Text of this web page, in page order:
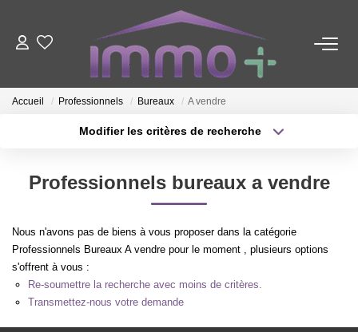
ACHETER
LOUER
FAIRE GÉRER
Nous Contacter
Accueil Professionnels Bureaux A vendre
Modifier les critères de recherche
Type de bien
Budget max Plus de critères
Professionnels bureaux a vendre
Nous n'avons pas de biens à vous proposer dans la catégorie
Professionnels Bureaux A vendre pour le moment , plusieurs options
s'offrent à vous :
Re-soumettre la recherche avec moins de critères.
Transmettez-nous votre demande